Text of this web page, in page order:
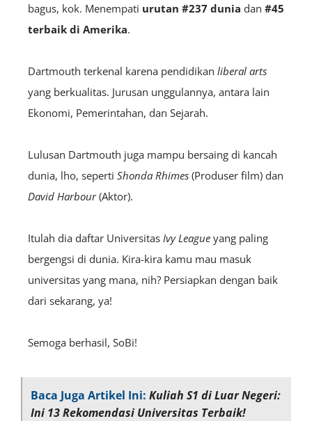
bagus, kok. Menempati urutan #237 dunia dan #45
terbaik di Amerika.
Dartmouth terkenal karena pendidikan liberal arts
yang berkualitas. Jurusan unggulannya, antara lain
Ekonomi, Pemerintahan, dan Sejarah.
Lulusan Dartmouth juga mampu bersaing di kancah
dunia, lho, seperti Shonda Rhimes (Produser film) dan
David Harbour(Aktor).
Itulah dia daftar Universitas Ivy League yang paling
bergengsi di dunia. Kira-kira kamu mau masuk
universitas yang mana, nih? Persiapkan dengan baik
dari sekarang, ya!
Semoga berhasil, SoBi!
Baca Juga Artikel Ini: Kuliah S1 di Luar Negeri:
Ini 13 Rekomendasi Universitas Terbaik!